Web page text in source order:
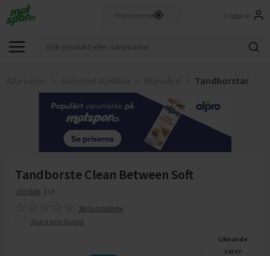
Logga in
Tandborstar
Tandborste Clean Between Soft
Jordan 1st
Skriv omdöme
Spara som favorit
Liknande
varor